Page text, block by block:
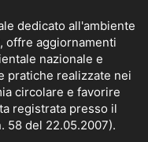
dedicato all'ambiente
offre aggiornamenti
nazionale e
pratiche realizzate nei
circolare e favorire
registrata presso il
58 del 22.05.2007).